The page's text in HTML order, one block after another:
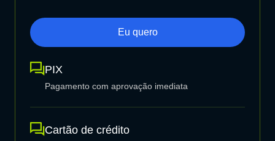
Eu quero
PIX
Pagamento com aprovação imediata
Cartão de crédito